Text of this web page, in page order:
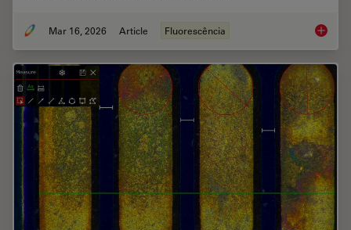
Mar 16, 2026 Article Fluorescência